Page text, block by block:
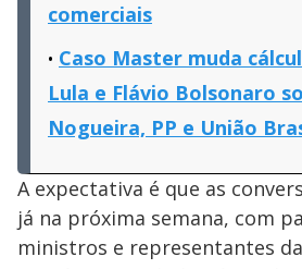
comerciais
Caso Master muda
Lula e Flávio Bolsonaro
Nogueira, PP e União
A expectativa é que as
já na próxima semana, com
ministros e representantes